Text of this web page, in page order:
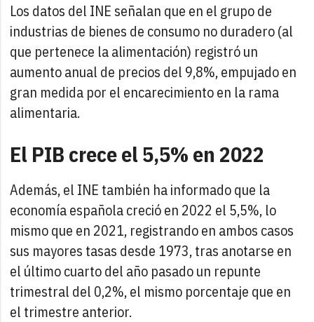
Los datos del INE señalan que en el grupo de
industrias de bienes de consumo no duradero (al
que pertenece la alimentación) registró un
aumento anual de precios del 9,8%, empujado en
gran medida por el encarecimiento en la rama
alimentaria.
El PIB crece el 5,5% en 2022
Además, el INE también ha informado que la
economía española creció en 2022 el 5,5%, lo
mismo que en 2021, registrando en ambos casos
sus mayores tasas desde 1973, tras anotarse en
el último cuarto del año pasado un repunte
trimestral del 0,2%, el mismo porcentaje que en
el trimestre anterior.